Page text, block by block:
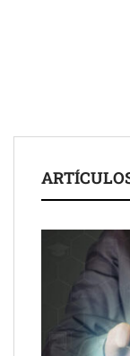
Schaeffler mejora